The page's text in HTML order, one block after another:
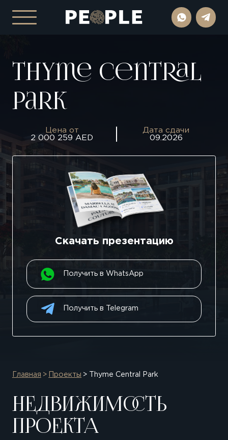
Thyme Central
Park
Цена от
2 000 259 AED
Дата сдачи
09.2026
Скачать презентацию
Получить в WhatsApp
Получить в Telegram
Главная Проекты Thyme Central Park
НЕДВИЖИМОСТЬ
ПРОЕКТА